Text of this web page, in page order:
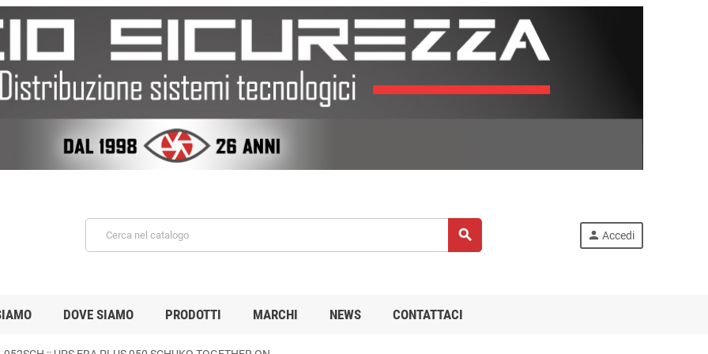
search person Accedi
DOVE SIAMO PRODOTTI MARCHI NEWS CONTATTACI